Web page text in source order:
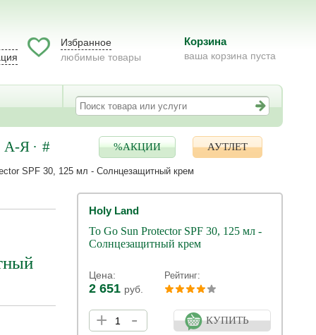
Избранное
любимые товары
Корзина
ваша корзина пуста
А-Я # %АКЦИИ АУТЛЕТ
SPF 30, 125 мл - Солнцезащитный крем
Holy Land
To Go Sun Protector SPF 30, 125 мл -
Солнцезащитный крем
Цена:
2 651 руб.
Рейтинг:
+ - КУПИТЬ